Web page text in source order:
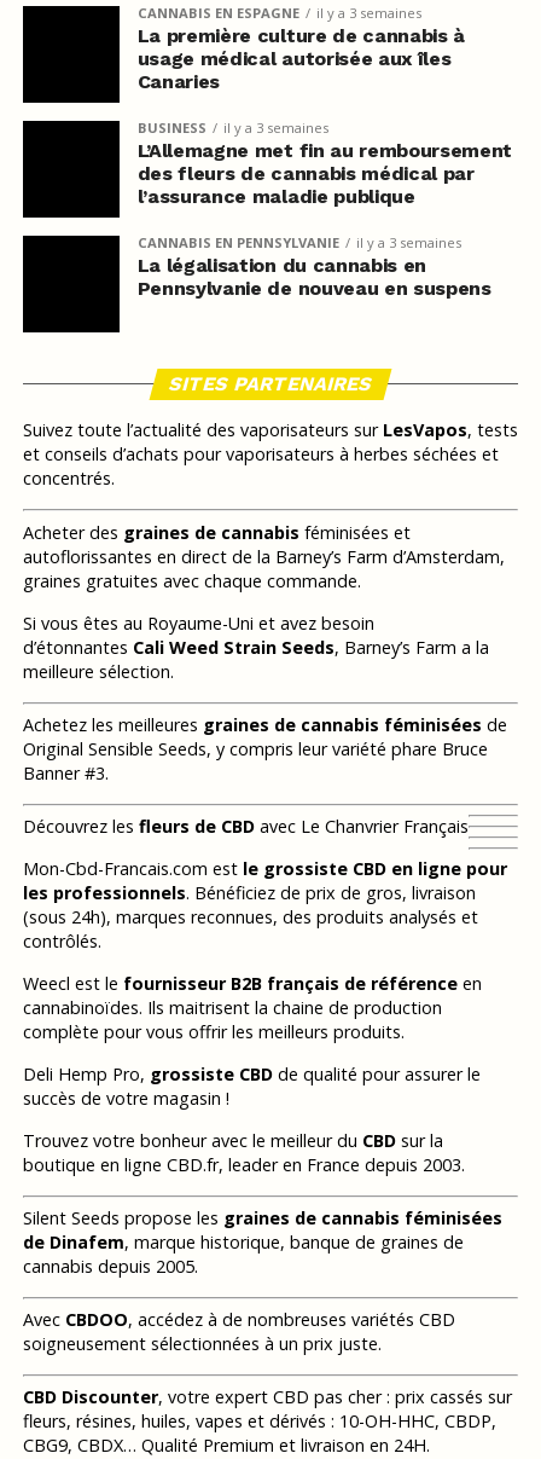
CANNABIS EN ESPAGNE il y a 3 semaines
La première culture de cannabis à
usage médical autorisée aux îles
Canaries
BUSINESS il y a 3 semaines
L’Allemagne met fin au remboursement
des fleurs de cannabis médical par
l’assurance maladie publique
CANNABIS EN PENNSYLVANIE il y a 3 semaines
La légalisation du cannabis en
Pennsylvanie de nouveau en suspens
SITES PARTENAIRES
Suivez toute l’actualité des vaporisateurs sur LesVapos, tests
et conseils d’achats pour vaporisateurs à herbes séchées et
concentrés.
Acheter des graines de cannabis féminisées et
autoflorissantes en direct de la Barney’s Farm d’Amsterdam,
graines gratuites avec chaque commande.
Si vous êtes au Royaume-Uni et avez besoin
d’étonnantes Cali Weed Strain Seeds, Barney’s Farm a la
meilleure sélection.
Achetez les meilleures graines de cannabis féminisées de
Original Sensible Seeds, y compris leur variété phare Bruce
Banner #3.
Découvrez les fleurs de CBDavec Le Chanvrier Français
Mon-Cbd-Francais.com est le grossiste CBD en ligne pour
les professionnels. Bénéficiez de prix de gros, livraison
(sous 24h), marques reconnues, des produits analysés et
contrôlés.
Weecl est le fournisseur B2B français de référenceen
cannabinoïdes. Ils maitrisent la chaine de production
complète pour vous offrir les meilleurs produits.
Deli Hemp Pro, grossiste CBDde qualité pour assurer le
succès de votre magasin !
Trouvez votre bonheur avec le meilleur du CBDsur la
boutique en ligne CBD.fr, leader en France depuis 2003.
Silent Seeds propose les graines de cannabis féminisées
de Dinafem, marque historique, banque de graines de
cannabis depuis 2005.
Avec CBDOO, accédez à de nombreuses variétés CBD
soigneusement sélectionnées à un prix juste.
CBD Discounter, votre expert CBD pas cher : prix cassés sur
fleurs, résines, huiles, vapes et dérivés : 10-OH-HHC, CBDP,
CBG9, CBDX… Qualité Premium et livraison en 24H.